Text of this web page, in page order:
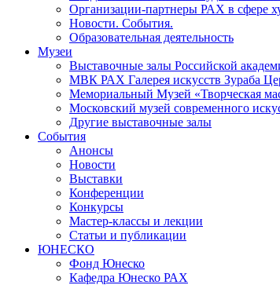
Организации-партнеры РАХ в сфере
Новости. События.
Образовательная деятельность
Музеи
Выставочные залы Российской
МВК РАХ Галерея искусств Зураба
Мемориальный Музей «Творческая
Московский музей современного
Другие выставочные залы
События
Анонсы
Новости
Выставки
Конференции
Конкурсы
Мастер-классы и лекции
Статьи и публикации
ЮНЕСКО
Фонд Юнеско
Кафедра Юнеско РАХ